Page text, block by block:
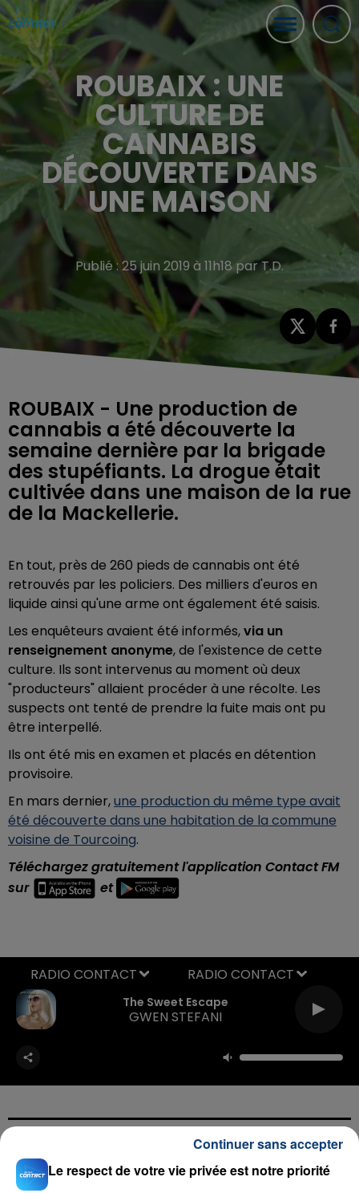
ROUBAIX : UNE
CULTURE DE
CANNABIS
DÉCOUVERTE DANS
UNE MAISON
Publié : 25 juin 2019 à 11h18 par T.D.
ROUBAIX - Une production de
cannabis a été découverte la
semaine dernière par la brigade
des stupéfiants. La drogue était
cultivée dans une maison de la rue
de la Mackellerie.
En tout, près de 260 pieds de cannabis ont été
retrouvés par les policiers. Des milliers d'euros en
liquide ainsi qu'une arme ont également été saisis.
Les enquêteurs avaient été informés,via un
renseignement anonyme, de l'existence de cette
culture. Ils sont intervenus au moment où deux
"producteurs" allaient procéder à une récolte. Les
suspects ont tenté de prendre la fuite mais ont pu
être interpellé.
Ils ont été mis en examen et placés en détention
provisoire.
En mars dernier,une production du même type avait
été découverte dans une habitation de la commune
voisine de Tourcoing.
Téléchargez gratuitement l'application Contact FM
sur
et
The Sweet Escape
GWEN STEFANI
RADIO CONTACT
FIL D'ACTU
Le respect de votre vie privée est notre priorité
Continuer sans accepter